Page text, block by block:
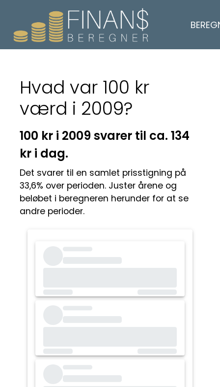
Hvad var 100 kr
værd i 2009?
100 kr i 2009 svarer til ca. 134
kr i dag.
Det svarer til en samlet prisstigning på
33,6% over perioden. Juster årene og
beløbet i beregneren herunder for at se
andre perioder.